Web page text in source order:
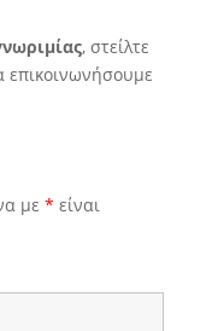
, στείλτε
επικοινωνήσουμε
με * είναι